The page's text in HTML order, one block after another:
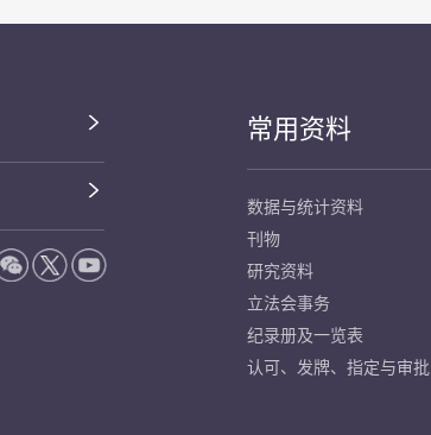
常用资料
数据与统计资料
刊物
研究资料
立法会事务
纪录册及一览表
认可、发牌、指定与审批